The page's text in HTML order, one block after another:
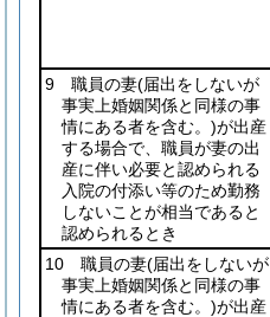
9 職員の妻(届出をしないが
事実上婚姻関係と同様の事
情にある者を含む。)が出産
する場合で、職員が妻の出
産に伴い必要と認められる
入院の付添い等のため勤務
しないことが相当であると
認められるとき
10 職員の妻(届出をしないが
事実上婚姻関係と同様の事
情にある者を含む。)が出産